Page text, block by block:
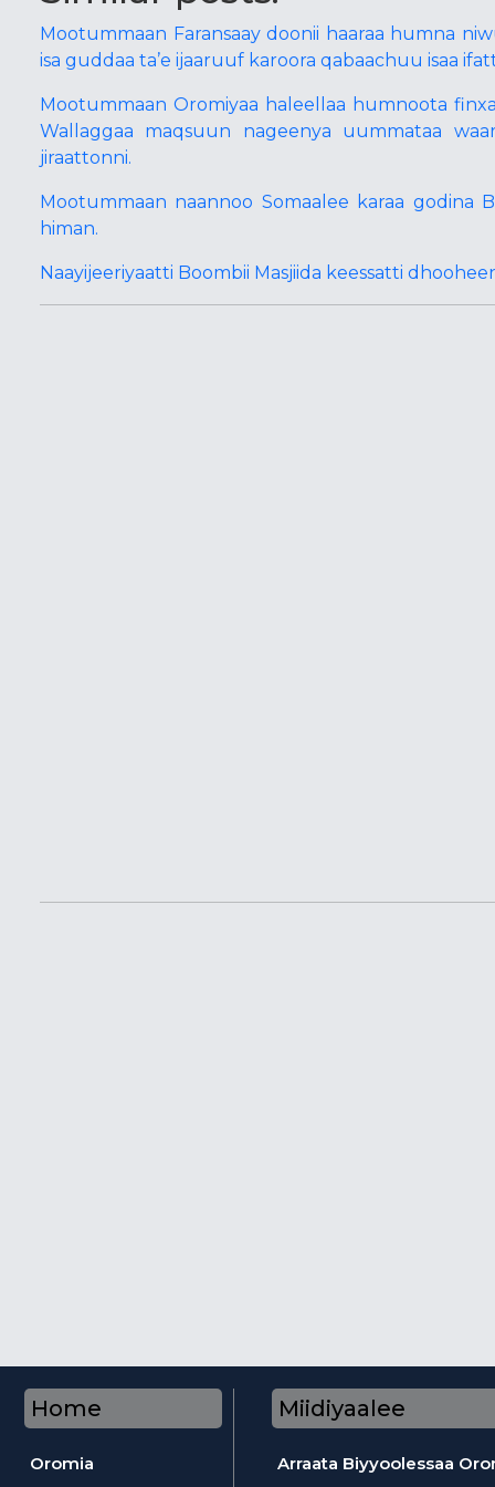
Mootummaan Faransaay doonii haaraa humna
isa guddaa ta’e ijaaruuf karoora qabaachuu isaa
Mootummaan Oromiyaa haleellaa humnoota
Wallaggaa maqsuun nageenya uummataa
jiraattonni.
Mootummaan naannoo Somaalee karaa
himan.
Naayijeeriyaatti Boombii Masjiida keessatti
Home
Oromia
Miidiyaalee
Arraata Biyyoolessaa